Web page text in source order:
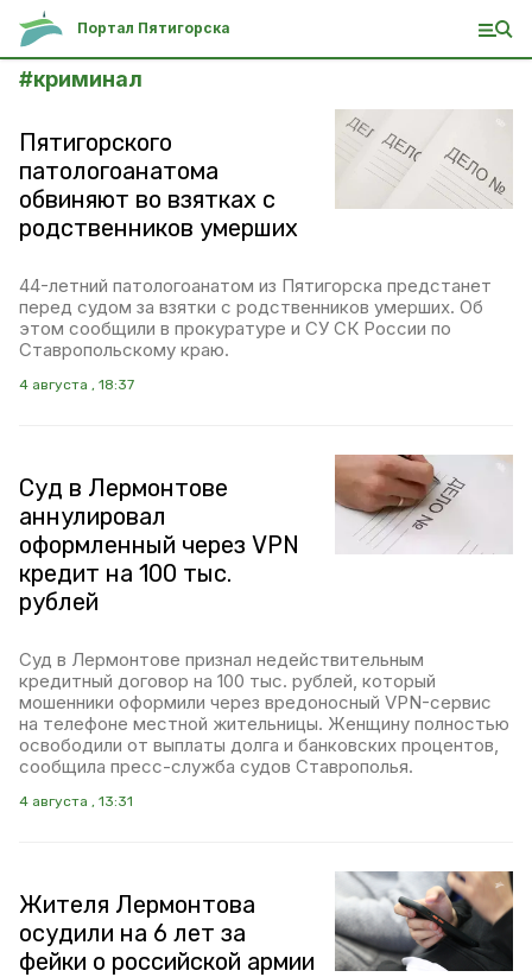
Портал Пятигорска
#криминал
Пятигорского
патологоанатома
обвиняют во взятках с
родственников умерших
44-летний патологоанатом из Пятигорска предстанет
перед судом за взятки с родственников умерших. Об
этом сообщили в прокуратуре и СУ СК России по
Ставропольскому краю.
4 августа , 18:37
Суд в Лермонтове
аннулировал
оформленный через VPN
кредит на 100 тыс.
рублей
Суд в Лермонтове признал недействительным
кредитный договор на 100 тыс. рублей, который
мошенники оформили через вредоносный VPN-сервис
на телефоне местной жительницы. Женщину полностью
освободили от выплаты долга и банковских процентов,
сообщила пресс-служба судов Ставрополья.
4 августа , 13:31
Жителя Лермонтова
осудили на 6 лет за
фейки о российской армии